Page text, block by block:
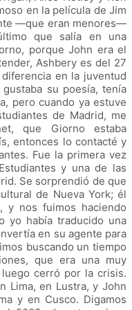
en la película de Jim
—que eran menores—
que salía en una
porque John era el
Ashbery es del 27
en la juventud
su poesía, tenía
pero cuando ya estuve
de Madrid, me
que Giorno estaba
entonces lo contacté y
Fue la primera vez
y una de las
Se sorprendió de que
de Nueva York; él
y nos fuimos haciendo
yo había traducido una
en su agente para
buscando un tiempo
que era una muy
cerró por la crisis.
Lima, en Lustra, y John
y en Cusco. Digamos